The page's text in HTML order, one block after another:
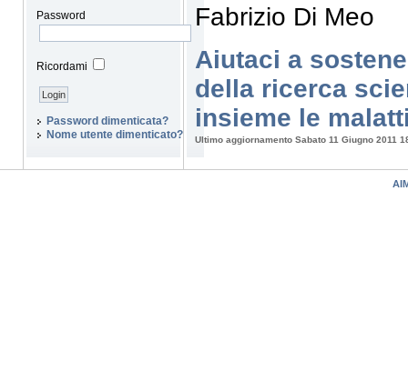
Password
Ricordami
Password dimenticata?
Nome utente dimenticato?
Fabrizio Di Meo
Aiutaci a
della ricerca
insieme le
Ultimo aggiornamento Sabato 11 Giugno 2011